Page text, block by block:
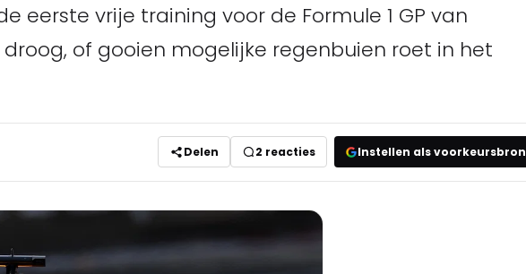
eerste vrije training voor de Formule 1 GP van
of gooien mogelijke regenbuien roet in het
Delen 2 reacties Instellen als voorkeursbron